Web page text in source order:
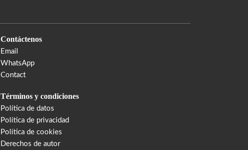
Contáctenos
Email
WhatsApp
Contact
Términos y condiciones
Política de datos
Política de privacidad
Política de cookies
Derechos de autor